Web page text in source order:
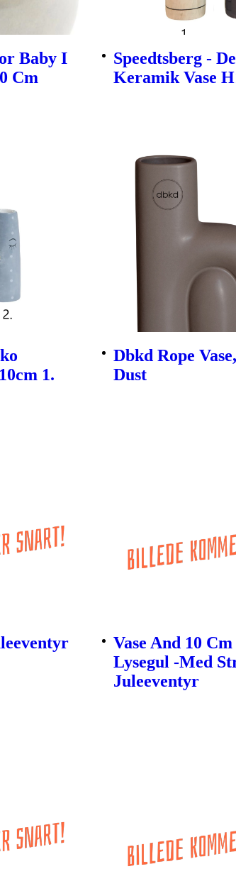
Baby I
Cm
Speedtsberg -
Keramik Vase
1.
Dbkd Rope
Dust
Vase And 10
Lysegul -Med
Juleeventyr